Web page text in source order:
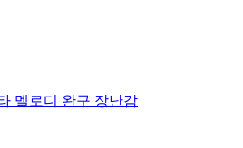
멜로디 완구 장난감